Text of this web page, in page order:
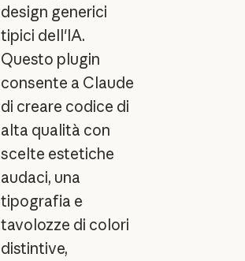
design generici
tipici dell'IA.
Questo plugin
consente a Claude
di creare codice di
alta qualità con
scelte estetiche
audaci, una
tipografia e
tavolozze di colori
distintive,